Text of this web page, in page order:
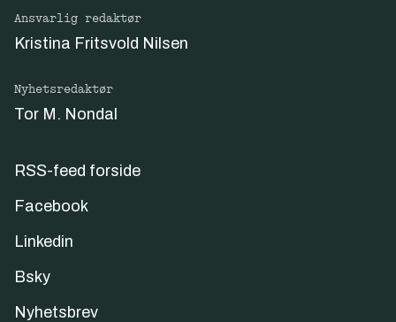
Ansvarlig redaktør
Kristina Fritsvold Nilsen
Nyhetsredaktør
Tor M. Nondal
RSS-feed forside
Facebook
Linkedin
Bsky
Nyhetsbrev